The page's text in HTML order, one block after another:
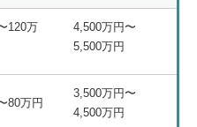
120万
4,500万円〜
5,500万円
80万円
3,500万円〜
4,500万円